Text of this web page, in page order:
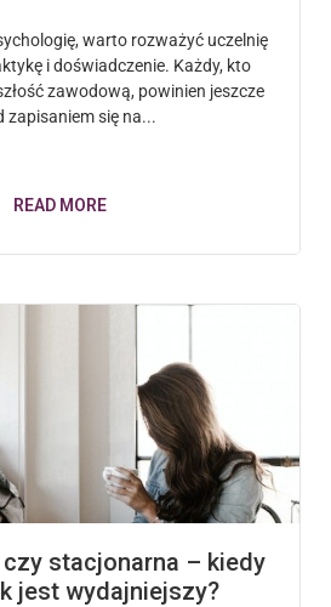
warto rozważyć uczelnię
i doświadczenie. Każdy, kto
zawodową, powinien jeszcze
zapisaniem się na...
READ MORE
stacjonarna – kiedy
jest wydajniejszy?